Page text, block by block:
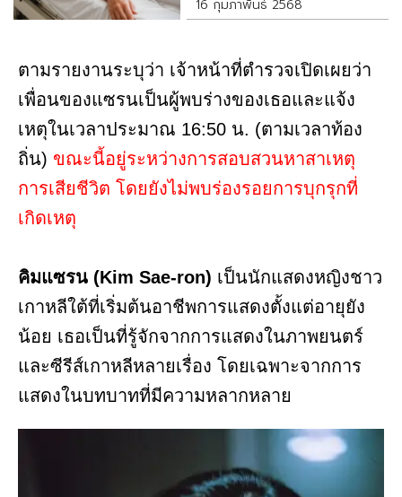
16 กุมภาพันธ์ 2568
ตามรายงานระบุว่า เจ้าหน้าที่ตำรวจเปิดเผยว่า
เพื่อนของแซรนเป็นผู้พบร่างของเธอและแจ้ง
เหตุในเวลาประมาณ 16:50 น. (ตามเวลาท้อง
ถิ่น) ขณะนี้อยู่ระหว่างการสอบสวนหาสาเหตุ
การเสียชีวิต โดยยังไม่พบร่องรอยการบุกรุกที่
เกิดเหตุ
คิมแซรน (Kim Sae-ron) เป็นนักแสดงหญิงชาว
เกาหลีใต้ที่เริ่มต้นอาชีพการแสดงตั้งแต่อายุยัง
น้อย เธอเป็นที่รู้จักจากการแสดงในภาพยนตร์
และซีรีส์เกาหลีหลายเรื่อง โดยเฉพาะจากการ
แสดงในบทบาทที่มีความหลากหลาย